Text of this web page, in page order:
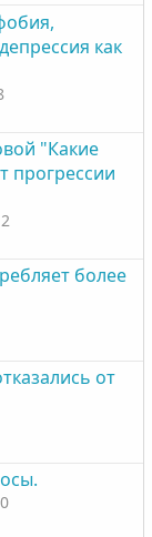
как
"Какие
прогрессии
более
от